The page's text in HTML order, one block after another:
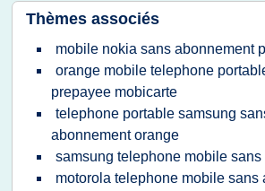
Thèmes associés
mobile nokia sans abonnement
orange mobile telephone
prepayee mobicarte
telephone portable samsung
abonnement orange
samsung telephone mobile
motorola telephone mobile sans